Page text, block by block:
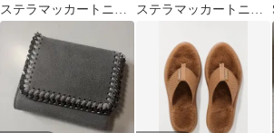
ステラマッカートニ
ー キャップ 58 ブラッ
ステラマッカートニー